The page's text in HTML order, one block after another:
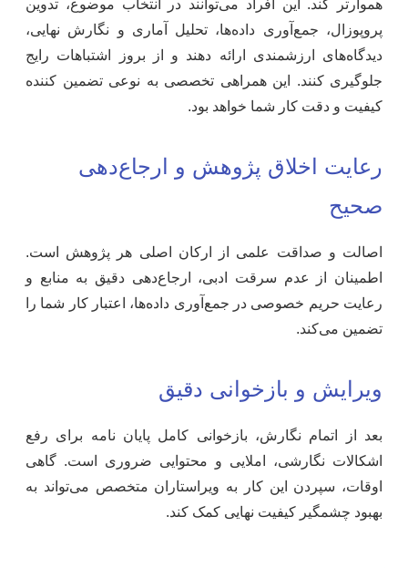
هموارتر کند. این افراد می‌توانند در انتخاب موضوع، تدوین
پروپوزال، جمع‌آوری داده‌ها، تحلیل آماری و نگارش نهایی،
دیدگاه‌های ارزشمندی ارائه دهند و از بروز اشتباهات رایج
جلوگیری کنند. این همراهی تخصصی به نوعی تضمین کننده
کیفیت و دقت کار شما خواهد بود.
رعایت اخلاق پژوهش و ارجاع‌دهی
صحیح
اصالت و صداقت علمی از ارکان اصلی هر پژوهش است.
اطمینان از عدم سرقت ادبی، ارجاع‌دهی دقیق به منابع و
رعایت حریم خصوصی در جمع‌آوری داده‌ها، اعتبار کار شما را
تضمین می‌کند.
ویرایش و بازخوانی دقیق
بعد از اتمام نگارش، بازخوانی کامل پایان نامه برای رفع
اشکالات نگارشی، املایی و محتوایی ضروری است. گاهی
اوقات، سپردن این کار به ویراستاران متخصص می‌تواند به
بهبود چشمگیر کیفیت نهایی کمک کند.